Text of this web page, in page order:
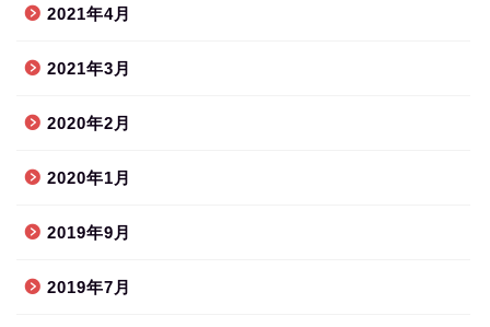
2021年4月
2021年3月
2020年2月
2020年1月
2019年9月
2019年7月